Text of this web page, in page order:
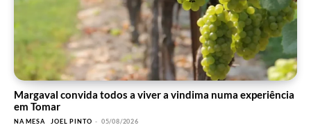
Margaval convida todos a viver a vindima numa experiência
em Tomar
NA MESA JOEL PINTO - 05/08/2026